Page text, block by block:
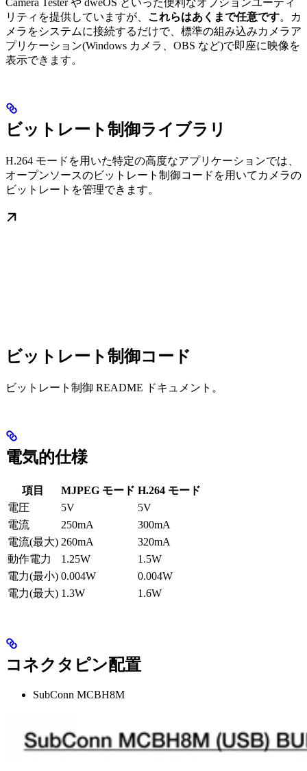
Camera Tester や dweOS といった便利なオプションユーティ
リティを提供していますが、 これらはあくまで任意です。カ
メラをシステムに接続するだけで、標準の組み込みカメラア
プリケーション(Windows カメラ、OBS など)で即座に映像を
表示できます。
ビットレート制御ライブラリ
H.264 モードを用いた特定の高度なアプリケーションでは、
オープンソースのビットレート制御コードを用いてカメラの
ビットレートを管理できます。
ビットレート制御コード
ビットレート制御 README ドキュメント。
電気的仕様
項目 MJPEG モード H.264 モード
電圧
5V
5V
電流
250mA
300mA
電流(最大) 260mA
320mA
動作電力
1.25W
1.5W
電力(最小) 0.004W
0.004W
電力(最大) 1.3W 1.6W
コネクタピン配置
SubConn MCBH8M